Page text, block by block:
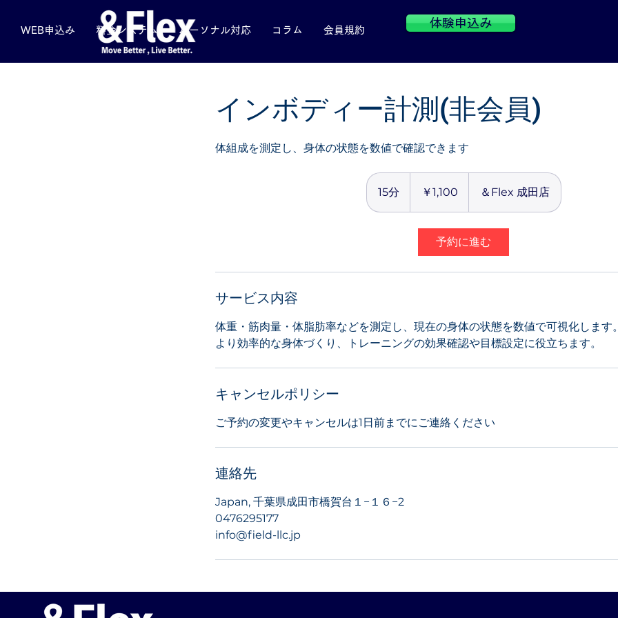
WEB申込み 料金システム パーソナル対応 コラム 会員規約
体験申込み
インボディー計測(非会員)
体組成を測定し、身体の状態を数値で確認できます
15分
5
￥1,100 ＆Flex 成田店
予約に進む
サービス内容
体重・筋肉量・体脂肪率などを測定し、現在の身体の状態を数値で可視化します
より効率的な身体づくり、トレーニングの効果確認や目標設定に役立ちます。
キャンセルポリシー
ご予約の変更やキャンセルは1日前までにご連絡ください
連絡先
Japan, 千葉県成田市橋賀台１−１６−2
0476295177
info@field-llc.jp